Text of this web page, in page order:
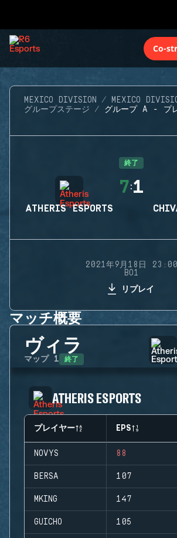
Co-
MEXICO DIVISION
MEXICO
グループステージ
グループ A - プ
終了
ATHERIS ESPORTS
7:1
2021年9月18日 23:00
BO1
リプレイ
マッチ概要
ヴィラ
マップ 1 終了
ATHERIS ESPORTS
プレイヤー EPS
NOVYS 88
BERSA 107
MKING 147
GUICHO 105